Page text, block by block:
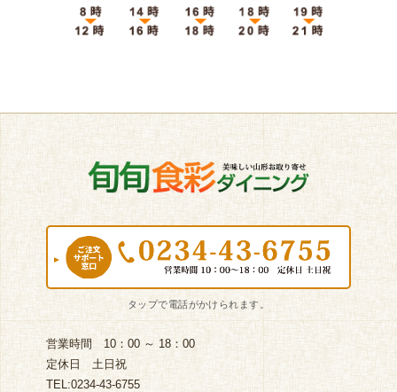
営業時間 10：00 ～ 18：00
定休日 土日祝
TEL:0234-43-6755